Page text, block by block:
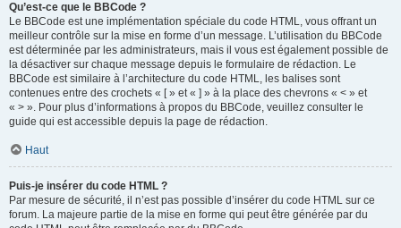
Qu’est-ce que le BBCode ?
Le BBCode est une implémentation spéciale du code HTML, vous offrant un
meilleur contrôle sur la mise en forme d’un message. L’utilisation du BBCode
est déterminée par les administrateurs, mais il vous est également possible de
la désactiver sur chaque message depuis le formulaire de rédaction. Le
BBCode est similaire à l’architecture du code HTML, les balises sont
contenues entre des crochets « [ » et « ] » à la place des chevrons « < » et
« > ». Pour plus d’informations à propos du BBCode, veuillez consulter le
guide qui est accessible depuis la page de rédaction.
Haut
Puis-je insérer du code HTML ?
Par mesure de sécurité, il n’est pas possible d’insérer du code HTML sur ce
forum. La majeure partie de la mise en forme qui peut être générée par du